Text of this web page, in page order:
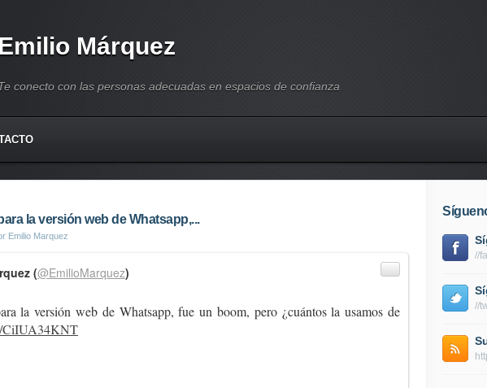
Emilio Márquez
conecto con las personas adecuadas en espacios de confianza
la versión web de Whatsapp,...
Emilio Marquez
la versión web de Whatsapp, fue un boom, pero ¿cuántos la usamos de
CiIUA34KNT
(@EmilioMarquez)
//
//